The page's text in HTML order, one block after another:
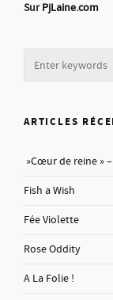
SurPjLaine.com
ARTICLES
»Cœur de reine »
Fish a Wish
Fée Violette
Rose Oddity
A La Folie !